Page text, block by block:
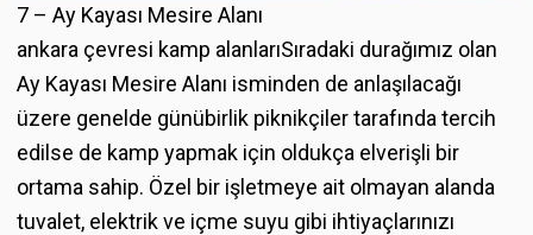
7 – Ay Kayası Mesire Alanı
ankara çevresi kamp alanlarıSıradaki durağımız olan
Ay Kayası Mesire Alanı isminden de anlaşılacağı
üzere genelde günübirlik piknikçiler tarafında tercih
edilse de kamp yapmak için oldukça elverişli bir
ortama sahip. Özel bir işletmeye ait olmayan alanda
tuvalet, elektrik ve içme suyu gibi ihtiyaçlarınızı